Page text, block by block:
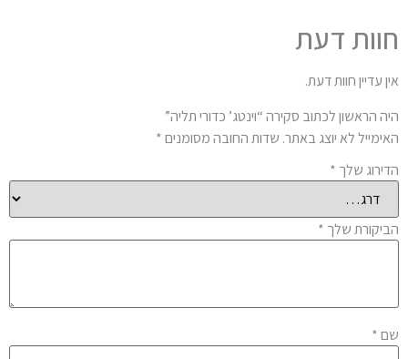
דעת
עדיין חוות דעת.
הראשון לכתוב סקירה “וינטג’ כדורי תליה”
לא יוצג באתר.שדות החובה מסומנים*
שלך*
שלך*
*